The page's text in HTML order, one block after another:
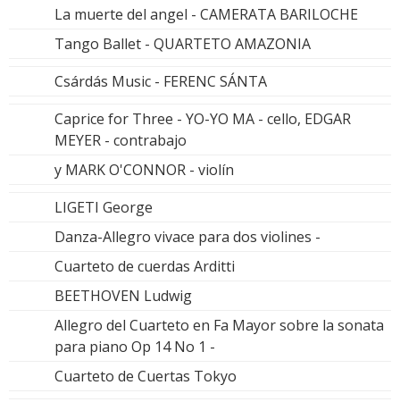
La muerte del angel - CAMERATA BARILOCHE
Tango Ballet - QUARTETO AMAZONIA
Csárdás Music - FERENC SÁNTA
Caprice for Three - YO-YO MA - cello, EDGAR
MEYER - contrabajo
y MARK O'CONNOR - violín
LIGETI George
Danza-Allegro vivace para dos violines -
Cuarteto de cuerdas Arditti
BEETHOVEN Ludwig
Allegro del Cuarteto en Fa Mayor sobre la sonata
para piano Op 14 No 1 -
Cuarteto de Cuertas Tokyo